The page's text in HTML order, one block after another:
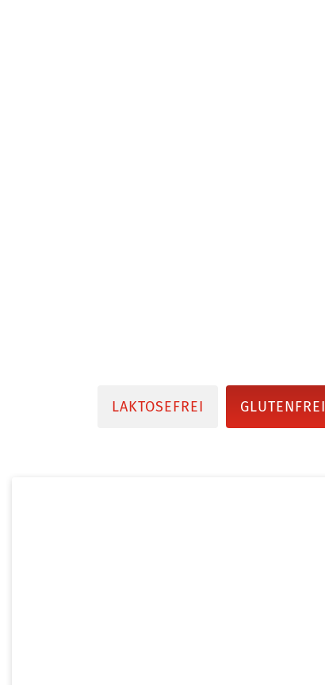
LAKTOSEFREI GLUTENFREI